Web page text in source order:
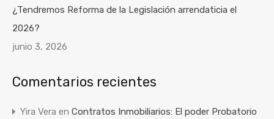
¿Tendremos Reforma de la Legislación arrendaticia el
2026?
junio 3, 2026
Comentarios recientes
Yira Vera en Contratos Inmobiliarios: El poder Probatorio